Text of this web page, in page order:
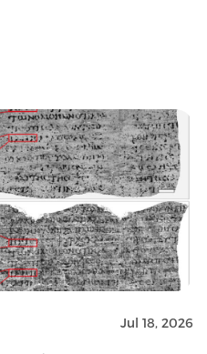
Jul 18, 2026